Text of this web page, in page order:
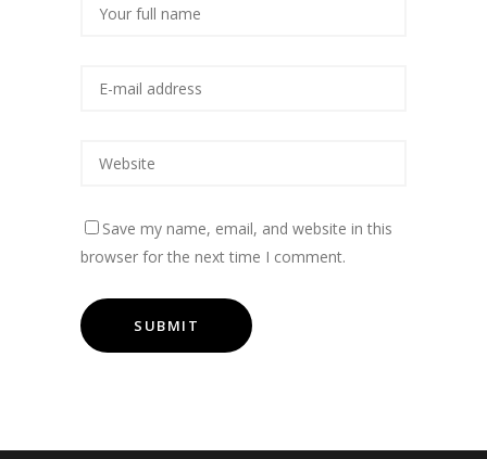
Save my name, email, and website in this
browser for the next time I comment.